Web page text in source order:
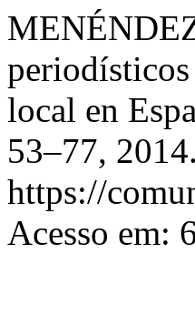
local en
53–77,
https://
Acesso em: